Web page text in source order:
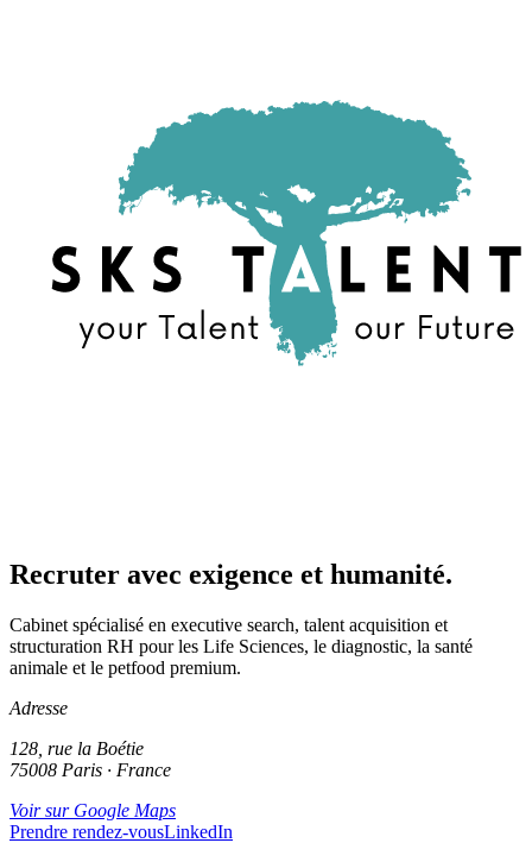
Recruter avec exigence et humanité.
Cabinet spécialisé en executive search, talent acquisition et
structuration RH pour les Life Sciences, le diagnostic, la santé
animale et le petfood premium.
Adresse
128, rue la Boétie
75008 Paris · France
Voir sur Google Maps
Prendre rendez-vousLinkedIn